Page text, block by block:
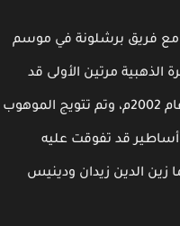
فريق برشلونة في موسم
الذهبية مرتين الأولى قد
كانت في عام 1997م، والثانية كانت في عام 2002م، وتم تتويج الموهوب
قد تفوقت عليه
الدين زيدان ودينيس